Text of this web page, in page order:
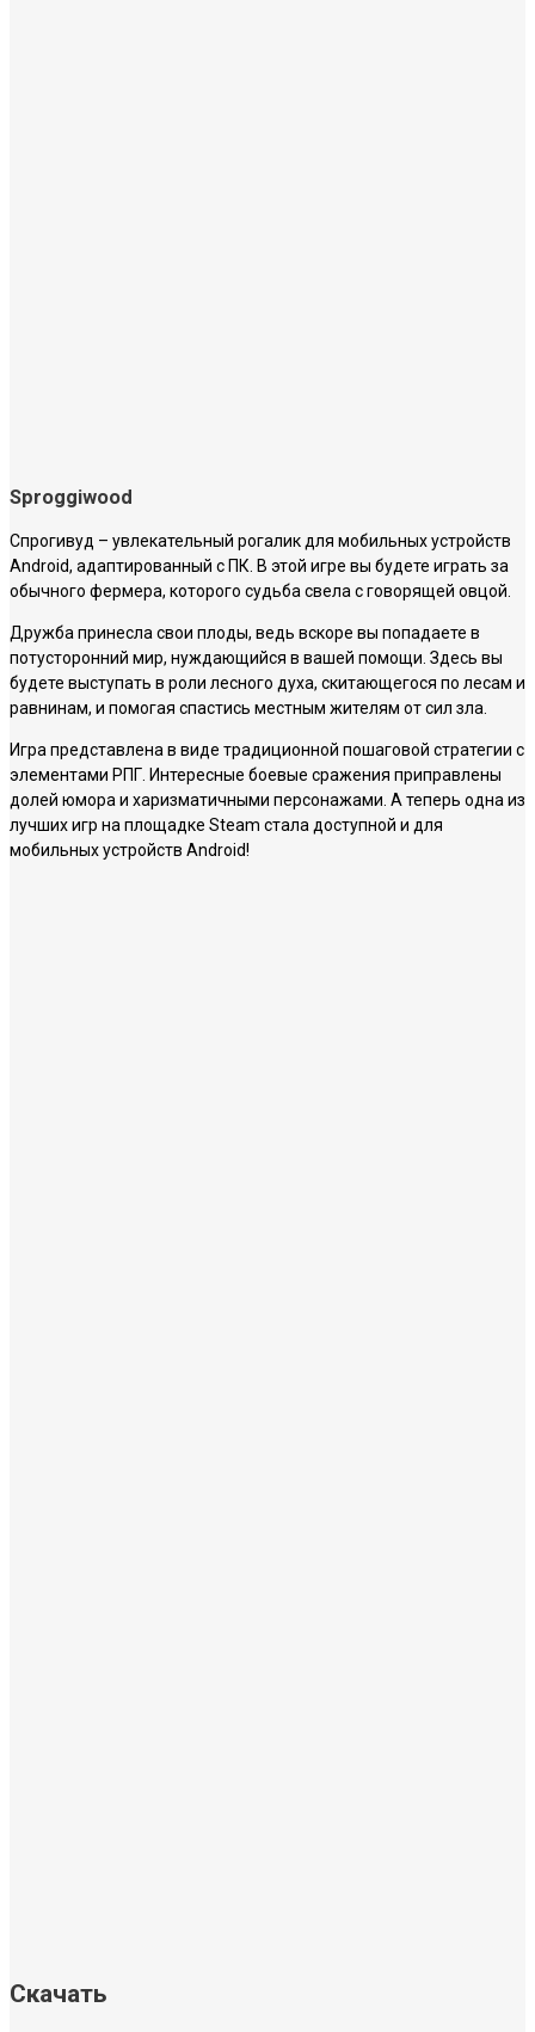
Sproggiwood
Спрогивуд – увлекательный рогалик для мобильных устройств
Android, адаптированный с ПК. В этой игре вы будете играть за
обычного фермера, которого судьба свела с говорящей овцой.
Дружба принесла свои плоды, ведь вскоре вы попадаете в
потусторонний мир, нуждающийся в вашей помощи. Здесь вы
будете выступать в роли лесного духа, скитающегося по лесам и
равнинам, и помогая спастись местным жителям от сил зла.
Игра представлена в виде традиционной пошаговой стратегии с
элементами РПГ. Интересные боевые сражения приправлены
долей юмора и харизматичными персонажами. А теперь одна из
лучших игр на площадке Steam стала доступной и для
мобильных устройств Android!
Скачать